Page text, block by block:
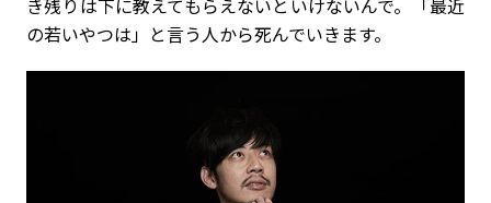
き残りは下に教えてもらえないといけないんで。「最近
の若いやつは」と言う人から死んでいきます。